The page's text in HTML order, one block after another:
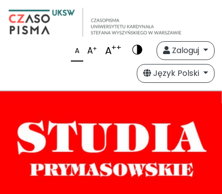
A A+ A++
Zaloguj
Język Polski